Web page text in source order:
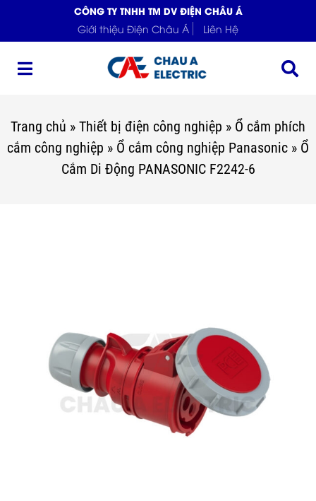
CÔNG TY TNHH TM DV ĐIỆN CHÂU Á
Giới thiệu Điện Châu Á
Liên Hệ
Trang chủ » Thiết bị điện công nghiệp » Ổ cắm phích
cắm công nghiệp » Ổ cắm công nghiệp Panasonic » Ổ
Cắm Di Động PANASONIC F2242-6